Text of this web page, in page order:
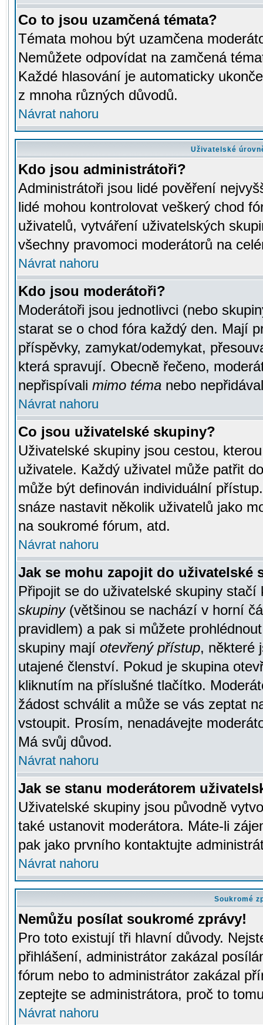
Co to jsou uzamčená témata?
Témata mohou být uzamčena
Nemůžete odpovídat na zamčená
Každé hlasování je automaticky
z mnoha různých důvodů.
Návrat nahoru
Uživatelské
Kdo jsou administrátoři?
Administrátoři jsou lidé pověření
lidé mohou kontrolovat veškerý chod
uživatelů, vytváření uživatelských
všechny pravomoci moderátorů na
Návrat nahoru
Kdo jsou moderátoři?
Moderátoři jsou jednotlivci (nebo
starat se o chod fóra každý den. Mají
příspěvky, zamykat/odemykat,
která spravují. Obecně řečeno,
nepřispívali mimo téma nebo
Návrat nahoru
Co jsou uživatelské skupiny?
Uživatelské skupiny jsou cestou,
uživatele. Každý uživatel může patřit
může být definován individuální
snáze nastavit několik uživatelů jako
na soukromé fórum, atd.
Návrat nahoru
Jak se mohu zapojit do uživatelské
Připojit se do uživatelské skupiny
skupiny(většinou se nachází v horní
pravidlem) a pak si můžete
skupiny mají otevřený přístup, některé
utajené členství. Pokud je skupina
kliknutím na příslušné tlačítko.
žádost schválit a může se vás zeptat
vstoupit. Prosím, nenadávejte
Má svůj důvod.
Návrat nahoru
Jak se stanu moderátorem
Uživatelské skupiny jsou původně
také ustanovit moderátora. Máte-li
pak jako prvního kontaktujte
Návrat nahoru
Soukromé
Nemůžu posílat soukromé zprávy!
Pro toto existují tři hlavní důvody.
přihlášení, administrátor zakázal
fórum nebo to administrátor zakázal
zeptejte se administrátora, proč to
Návrat nahoru